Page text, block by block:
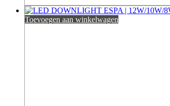
Toevoegen aan winkelwagen